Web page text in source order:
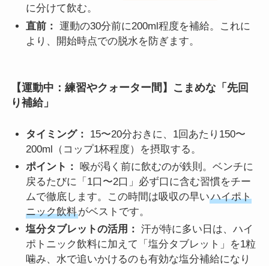
に分けて飲む。
直前： 運動の30分前に200ml程度を補給。これに
より、開始時点での脱水を防ぎます。
【運動中：練習やクォーター間】こまめな「先回
り補給」
タイミング：
15〜20分おきに、1回あたり150〜
200ml（コップ1杯程度）を摂取する。
ポイント： 喉が渇く前に飲むのが鉄則。ベンチに
戻るたびに「1口〜2口」必ず口に含む習慣をチー
ムで徹底します。この時間は吸収の早いハイポト
ニック飲料がベストです。
塩分タブレットの活用： 汗が特に多い日は、ハイ
ポトニック飲料に加えて「塩分タブレット」を1粒
噛み、水で追いかけるのも有効な塩分補給になり